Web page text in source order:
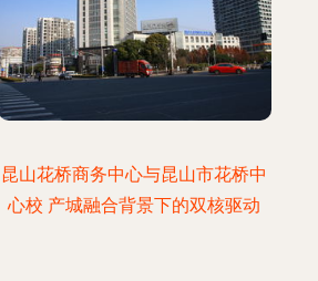
昆山花桥商务中心与昆山市花桥中
心校 产城融合背景下的双核驱动